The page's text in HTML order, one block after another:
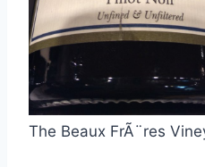
The Beaux FrÃ¨res